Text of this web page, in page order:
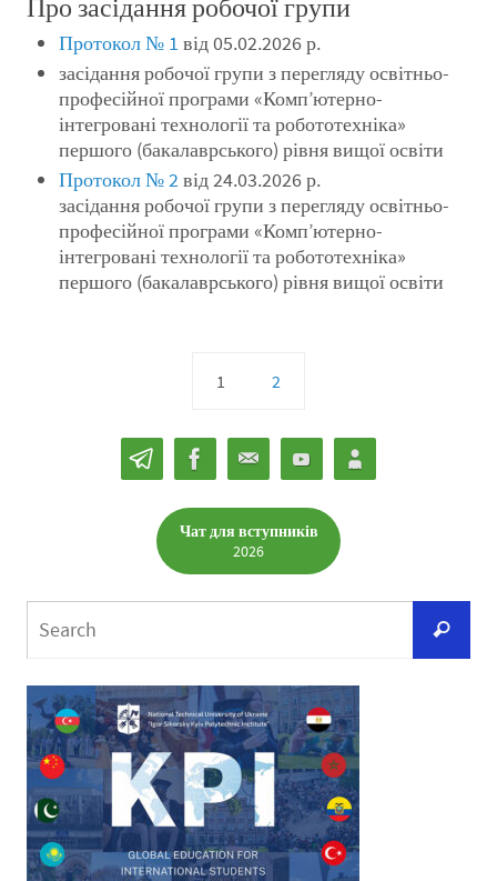
Про засідання робочої групи
Протокол № 1 від 05.02.2026 р.
засідання робочої групи з перегляду освітньо-
професійної програми «Комп’ютерно-
інтегровані технології та робототехніка»
першого (бакалаврського) рівня вищої освіти
Протокол № 2від 24.03.2026 р.
засідання робочої групи з перегляду освітньо-
професійної програми «Комп’ютерно-
інтегровані технології та робототехніка»
першого (бакалаврського) рівня вищої освіти
1 2
Чат для вступників
2026